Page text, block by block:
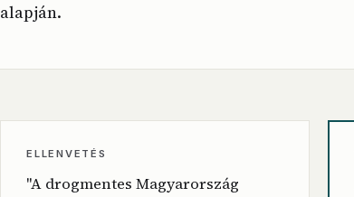
alapján.
ELLENVETÉS
"A drogmentes Magyarország